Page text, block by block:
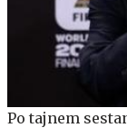
Po tajnem